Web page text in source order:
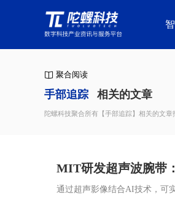
聚合阅读
手部追踪 相关的文章
陀螺科技聚合所有【手部追踪】相关的文
MIT研发超声波腕带
互升级
通过超声影像结合AI技术，可